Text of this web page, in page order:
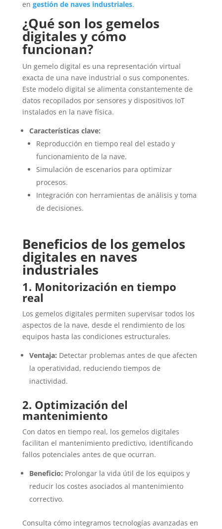
en gestión de naves industriales.
¿Qué son los gemelos
digitales y cómo
funcionan?
Un gemelo digital es una representación virtual
exacta de una nave industrial o sus componentes.
Este modelo digital se alimenta constantemente de
datos recopilados por sensores y dispositivos IoT
instalados en la nave física.
Características clave:
Reproducción en tiempo real del estado y
funcionamiento de la nave.
Simulación de escenarios para optimizar
procesos.
Integración con herramientas de análisis y toma
de decisiones.
Beneficios de los gemelos
digitales en naves
industriales
1. Monitorización en tiempo
real
Los gemelos digitales permiten supervisar todos los
aspectos de la nave, desde el rendimiento de los
equipos hasta las condiciones estructurales.
Ventaja: Detectar problemas antes de que afecten
la operatividad, reduciendo tiempos de
inactividad.
2. Optimización del
mantenimiento
Con datos en tiempo real, los gemelos digitales
facilitan el mantenimiento predictivo, identificando
fallos potenciales antes de que ocurran.
Beneficio: Prolongar la vida útil de los equipos y
reducir los costes asociados al mantenimiento
correctivo.
Consulta cómo integramos tecnologías avanzadas en